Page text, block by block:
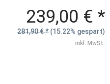
239,00 € *
281,90 € * (15.22% gespart)
inkl. MwSt.